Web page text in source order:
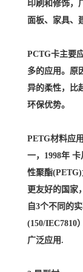
印刷和修饰，
面板、家具、
PCTG卡主要
多的应用。原
异的柔性，比
环保优势。
PETG材料应
一，1998年
性聚酯
更友好的国家
自3个不同的
(150/IEC7810
广泛应用.